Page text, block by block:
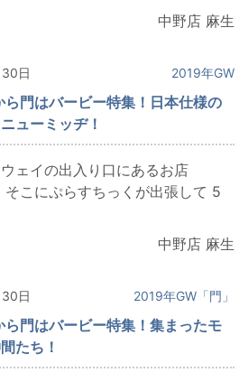
中野店 麻生
日 2019年GW
門はバービー特集！日本仕様の
ューミッヂ！
ェイの出入り口にあるお店
そこにぷらすちっくが出張して 5
中野店 麻生
日 2019年GW「門」
門はバービー特集！集まったモ
たち！